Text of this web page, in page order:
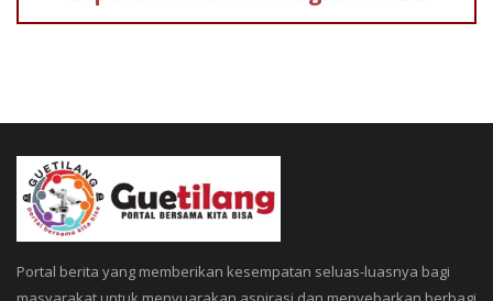
Portal berita yang memberikan kesempatan seluas-luasnya bagi